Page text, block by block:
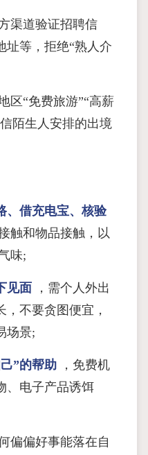
渠道验证招聘信
址等，拒绝“熟人介
区“免费旅游”“高薪
陌生人安排的出境
、借充电宝、核验
触和物品接触，以
味;
见面 ，需个人外出
不要贪图便宜，
场景;
”的帮助 ，免费机
、电子产品诱饵
偏偏好事能落在自